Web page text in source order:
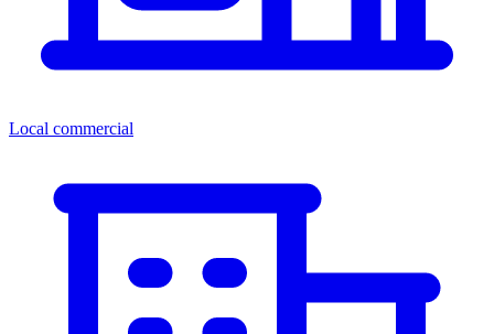
Local commercial